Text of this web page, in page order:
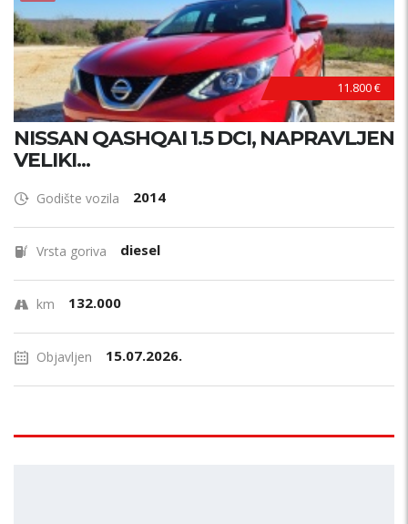
11.800 €
NISSAN QASHQAI 1.5 DCI, NAPRAVLJEN
VELIKI...
Godište vozila 2014
Vrsta goriva diesel
km 132.000
Objavljen 15.07.2026.